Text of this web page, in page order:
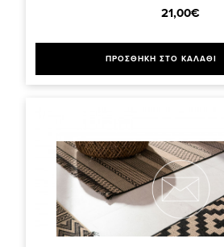
21,00€
ΠΡΟΣΘΗΚΗ ΣΤΟ ΚΑΛΑΘΙ